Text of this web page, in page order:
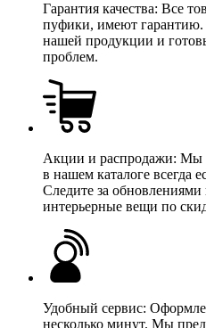
Гарантия качества: Все
пуфики, имеют
нашей продукции и
проблем.
Акции и распродажи: Мы
в нашем каталоге всегда
Следите за
интерьерные вещи по
Удобный сервис:
несколько минут. Мы